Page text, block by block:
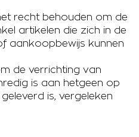
recht behouden om de
artikelen die zich in de
aankoopbewijs kunnen
de verrichting van
is aan hetgeen op
is, vergeleken